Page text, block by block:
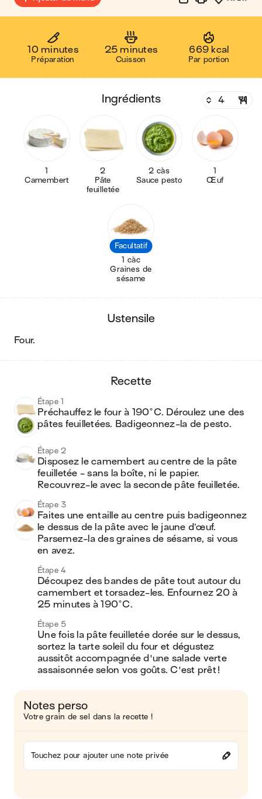
10 minutes
Préparation
25 minutes
Cuisson
669 kcal
Par portion
ingrédients
1
Camembert
2
Pâte
feuilletée
2 càs
Sauce pesto
1
Œuf
Facultatif
1 càc
Graines de
sésame
ustensile
four.
recette
Étape 1
Préchauffez le four à 190°C. Déroulez une des
pâtes feuilletées. Badigeonnez-la de pesto.
Étape 2
Disposez le camembert au centre de la pâte
feuilletée - sans la boîte, ni le papier.
Recouvrez-le avec la seconde pâte feuilletée.
Étape 3
Faites une entaille au centre puis badigeonnez
le dessus de la pâte avec le jaune d’œuf.
Parsemez-la des graines de sésame, si vous
en avez.
Étape 4
Découpez des bandes de pâte tout autour du
camembert et torsadez-les. Enfournez 20 à
25 minutes à 190°C.
Étape 5
Une fois la pâte feuilletée dorée sur le dessus,
sortez la tarte soleil du four et dégustez
aussitôt accompagnée d'une salade verte
assaisonnée selon vos goûts. C'est prêt !
Notes perso
Votre grain de sel dans la recette !
Touchez pour ajouter une note privée